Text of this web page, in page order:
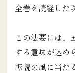
全巻を読経した
この法要には、
する意味が込め
転読の風に当た